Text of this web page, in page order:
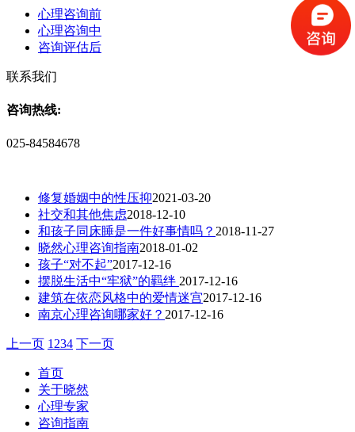
心理咨询前
心理咨询中
咨询评估后
联系我们
咨询热线:
025-84584678
修复婚姻中的性压抑2021-03-20
社交和其他焦虑2018-12-10
和孩子同床睡是一件好事情吗？ 2018-11-27
晓然心理咨询指南2018-01-02
孩子“对不起”2017-12-16
摆脱生活中“牢狱”的羁绊 2017-12-16
建筑在依恋风格中的爱情迷宫2017-12-16
南京心理咨询哪家好？ 2017-12-16
上一页 1 234 下一页
首页
关于晓然
心理专家
咨询指南